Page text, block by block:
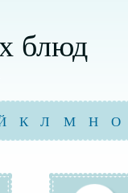
блюд
К Л М Н О